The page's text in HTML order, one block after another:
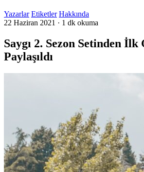
Yazarlar Etiketler Hakkında
22 Haziran 2021 · 1 dk okuma
Saygı 2. Sezon Setinden
Paylaşıldı